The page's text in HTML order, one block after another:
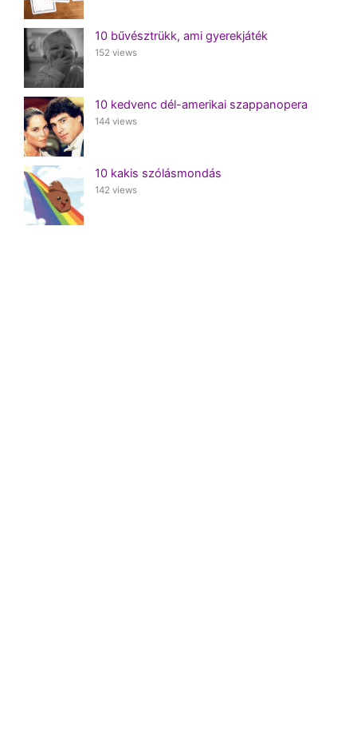
10 bűvésztrükk, ami gyerekjáték
152 views
10 kedvenc dél-amerikai szappanopera
144 views
10 kakis szólásmondás
142 views